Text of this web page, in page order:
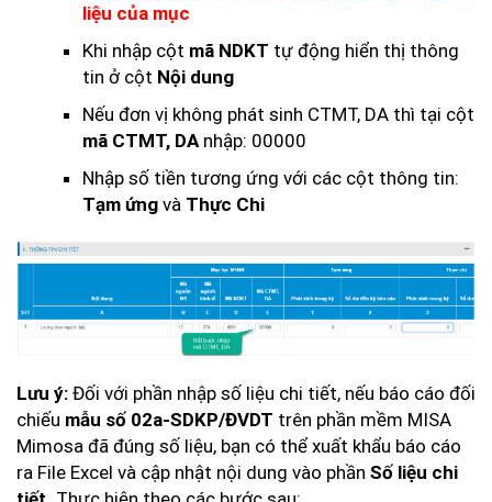
liệu của mục
Khi nhập cột mã NDKT tự động hiển thị thông
tin ở cột Nội dung
Nếu đơn vị không phát sinh CTMT, DA thì tại cột
mã CTMT, DA nhập: 00000
Nhập số tiền tương ứng với các cột thông tin:
Tạm ứng và Thực Chi
Lưu ý: Đối với phần nhập số liệu chi tiết, nếu báo cáo đối
chiếu mẫu số 02a-SDKP/ĐVDT trên phần mềm MISA
Mimosa đã đúng số liệu, bạn có thể xuất khẩu báo cáo
ra File Excel và cập nhật nội dung vào phần Số liệu chi